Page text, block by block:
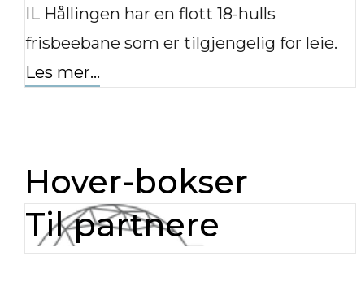
IL Hållingen har en flott 18-hulls
frisbeebane som er tilgjengelig for leie.
Les mer...
Hover-bokser
Til partnere